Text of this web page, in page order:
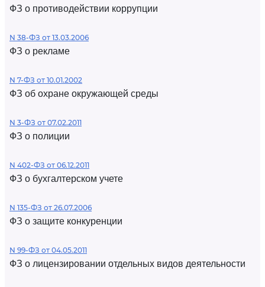
ФЗ о противодействии коррупции
N 38-ФЗ от 13.03.2006
ФЗ о рекламе
N 7-ФЗ от 10.01.2002
ФЗ об охране окружающей среды
N 3-ФЗ от 07.02.2011
ФЗ о полиции
N 402-ФЗ от 06.12.2011
ФЗ о бухгалтерском учете
N 135-ФЗ от 26.07.2006
ФЗ о защите конкуренции
N 99-ФЗ от 04.05.2011
ФЗ о лицензировании отдельных видов деятельности